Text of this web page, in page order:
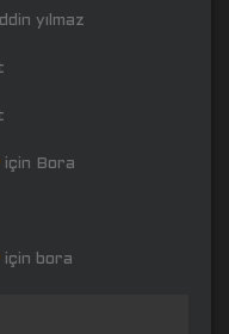
yılmaz
için Bora
için bora